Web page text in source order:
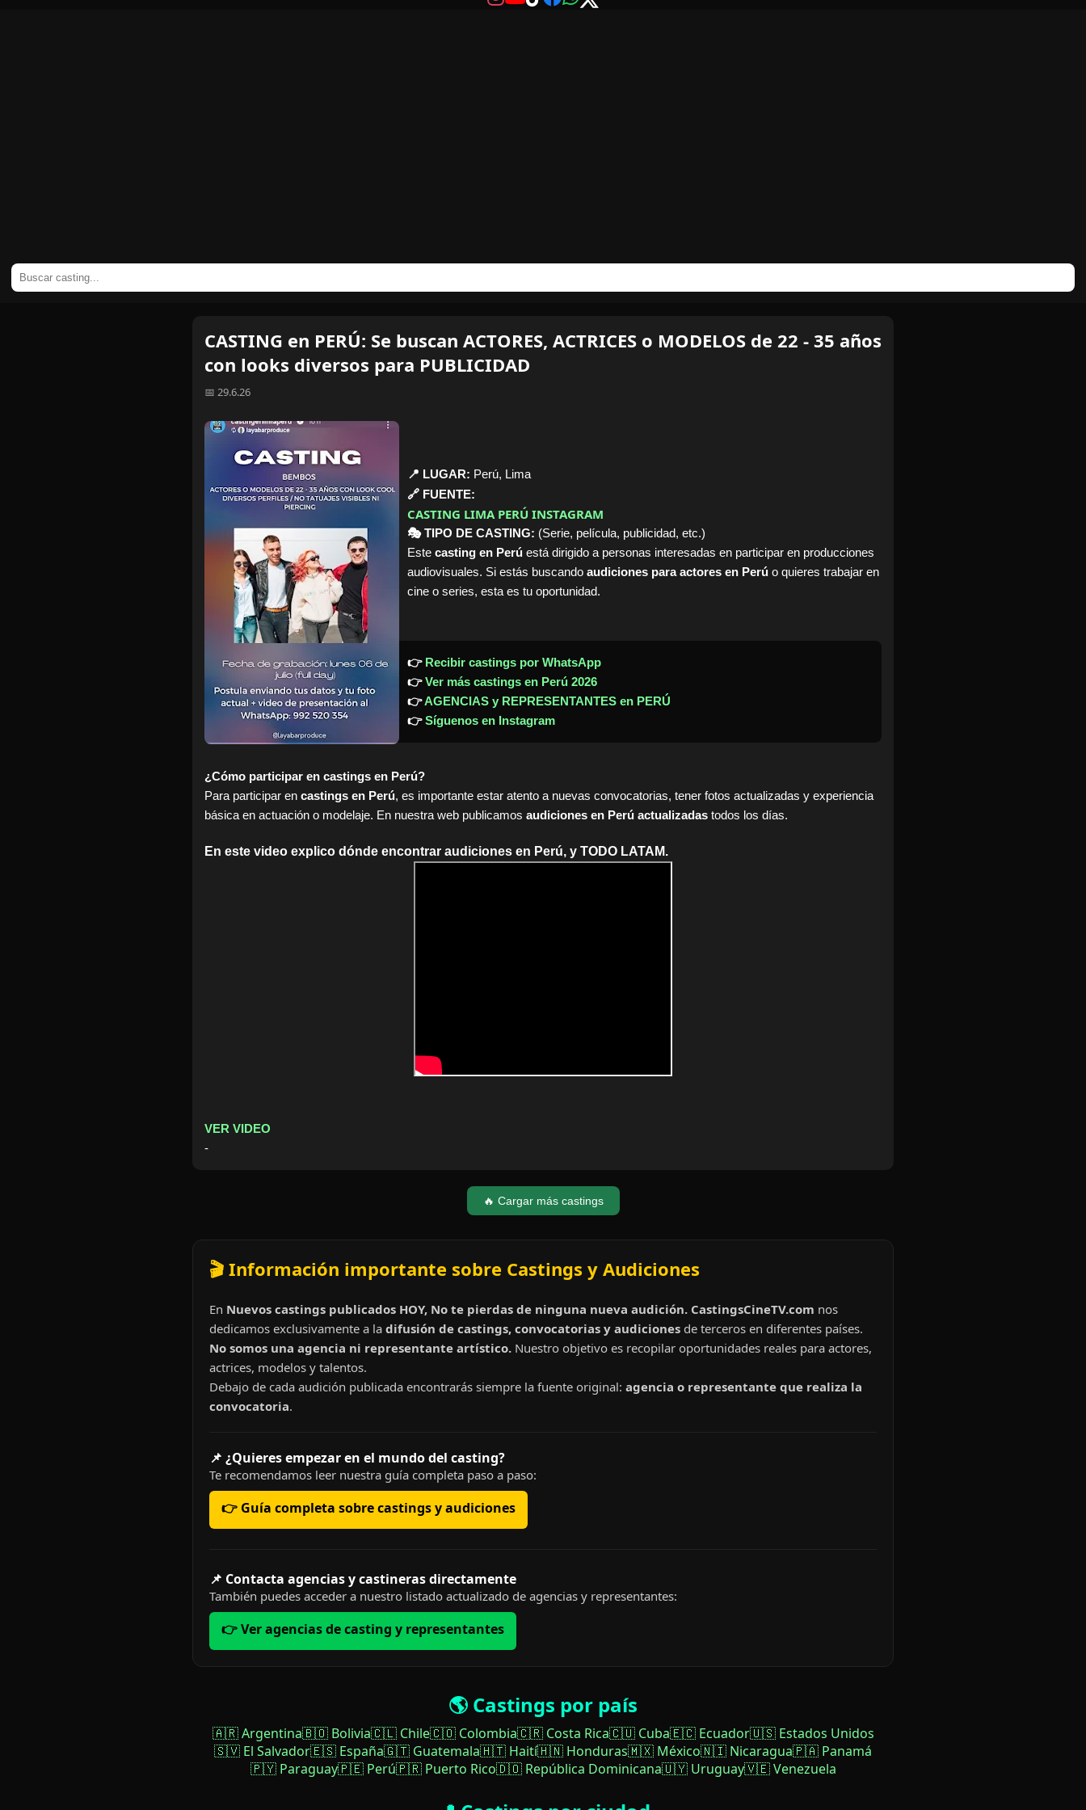
CASTING en PERÚ: Se buscan ACTORES, ACTRICES o MODELOS de 22 - 35 años
con looks diversos para PUBLICIDAD
📅 29.6.26
📍 LUGAR: Perú, Lima
🔗 FUENTE:
CASTING LIMA PERÚ INSTAGRAM
🎭 TIPO DE CASTING: (Serie, película, publicidad, etc.)
Este casting en Perú está dirigido a personas interesadas en participar en producciones
audiovisuales. Si estás buscando audiciones para actores en Perú o quieres trabajar en
cine o series, esta es tu oportunidad.
👉 Recibir castings por WhatsApp
👉Ver más castings en Perú 2026
👉AGENCIAS y REPRESENTANTES en PERÚ
👉Síguenos en Instagram
¿Cómo participar en castings en Perú?
Para participar en castings en Perú, es importante estar atento a nuevas convocatorias, tener fotos actualizadas y experiencia
básica en actuación o modelaje. En nuestra web publicamos audiciones en Perú actualizadas todos los días.
En este video explico dónde encontrar audiciones en Perú, y TODO LATAM.
VER VIDEO
-
🔥 Cargar más castings
🎬 Información importante sobre Castings y Audiciones
En Nuevos castings publicados HOY, No te pierdas de ninguna nueva audición. CastingsCineTV.com nos
dedicamos exclusivamente a la difusión de castings, convocatorias y audiciones de terceros en diferentes países.
No somos una agencia ni representante artístico. Nuestro objetivo es recopilar oportunidades reales para actores,
actrices, modelos y talentos.
Debajo de cada audición publicada encontrarás siempre la fuente original: agencia o representante que realiza la
convocatoria.
📌 ¿Quieres empezar en el mundo del casting?
Te recomendamos leer nuestra guía completa paso a paso:
👉 Guía completa sobre castings y audiciones
📌 Contacta agencias y castineras directamente
También puedes acceder a nuestro listado actualizado de agencias y representantes:
👉 Ver agencias de casting y representantes
🌎 Castings por país
🇦🇷 Argentina🇧🇴 Bolivia🇨🇱 Chile🇨🇴 Colombia🇨🇷 Costa Rica🇨🇺 Cuba🇪🇨 Ecuador🇺🇸 Estados Unidos
🇸🇻 El Salvador🇪🇸 España🇬🇹 Guatemala🇭🇹 Haití🇭🇳 Honduras🇲🇽 México🇳🇮 Nicaragua🇵🇦 Panamá
🇵🇾 Paraguay🇵🇪 Perú🇵🇷 Puerto Rico🇩🇴 República Dominicana🇺🇾 Uruguay🇻🇪 Venezuela